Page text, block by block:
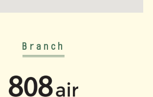
Branch